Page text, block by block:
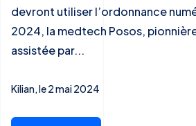
devront utiliser l’ordonnance
2024, la medtech Posos,
assistée par...
Kilian, le 2 mai 2024